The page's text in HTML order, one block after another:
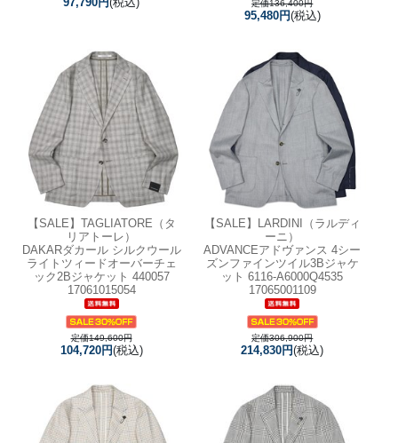
定価136,400円
95,480円(税込)
【SALE】 TAGLIATORE（タ
リアトーレ）
DAKARダカール シルクウール
ライトツィードオーバーチェ
ック2Bジャケット 440057
17061015054
定価149,600円
104,720円(税込)
【SALE】
LARDINI（ラルディ
ーニ）
ADVANCEアドヴァンス 4シー
ズンファインツイル3Bジャケ
ット 6116-A6000Q4535
17065001109
定価306,900円
214,830円(税込)